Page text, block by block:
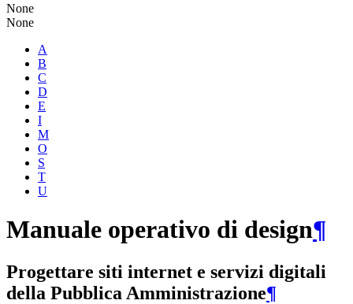
None
None
A
B
C
D
E
I
M
O
S
T
U
Manuale operativo di design¶
Progettare siti internet e servizi digitali
della Pubblica Amministrazione¶